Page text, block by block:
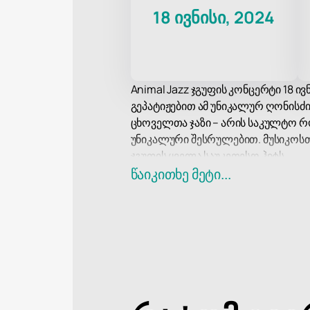
18 ივნისი, 2024
Animal Jazz ჯგუფის კონცერტი 18
გეპატიჟებით ამ უნიკალურ
ცხოველთა ჯაზი – არის საკულტო
უნიკალური შესრულებით.
ჯგუფის ყველა საუკეთესო ჰიტს.
მთელი ამ წლების განმავლობაში
წაიკითხე მეტი...